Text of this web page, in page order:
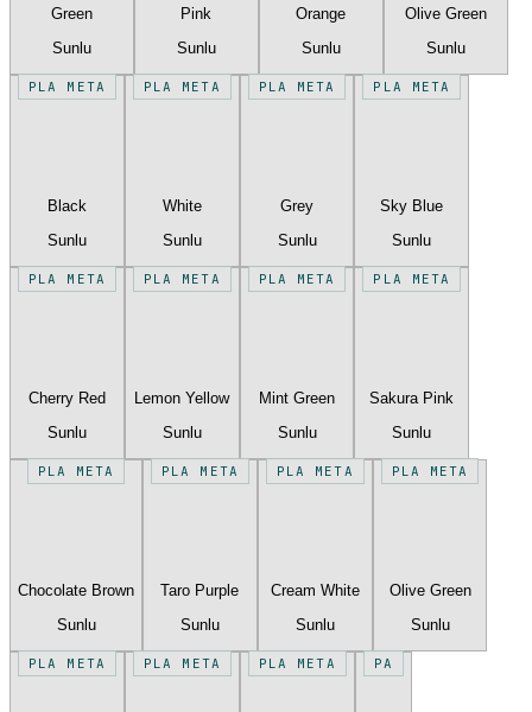
Green
Sunlu
Pink
Sunlu
Orange
Sunlu
Olive Green
Sunlu
PLA META
Black
Sunlu
PLA META
White
Sunlu
PLA META
Grey
Sunlu
PLA META
Sky Blue
Sunlu
PLA META
Cherry Red
Sunlu
PLA META
Lemon Yellow
Sunlu
PLA META
Mint Green
Sunlu
PLA META
Sakura Pink
Sunlu
PLA META
Chocolate Brown
Sunlu
PLA META
Taro Purple
Sunlu
PLA META
Cream White
Sunlu
PLA META
Olive Green
Sunlu
PLA META PLA META PLA META PA